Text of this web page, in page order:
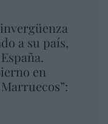
a su país,
en